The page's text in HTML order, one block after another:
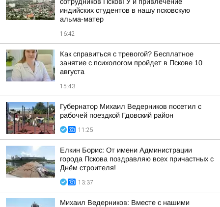
индийских студентов в нашу псковскую
альма-матер
16:42
Как справиться с тревогой? Бесплатное
занятие с психологом пройдет в Пскове 10
августа
15:43
Губернатор Михаил Ведерников посетил с
рабочей поездкой Гдовский район
11:25
Елкин Борис: От имени Администрации
города Пскова поздравляю всех причастных с
Днём строителя!
13:37
Михаил Ведерников: Вместе с нашими